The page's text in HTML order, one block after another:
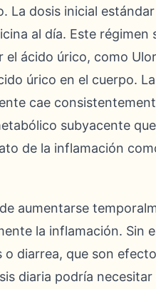
La dosis inicial
al día. Este régimen
ácido úrico, como
úrico en el cuerpo.
cae
subyacente
de la inflamación
aumentarse
la inflamación. Sin
diarrea, que son
diaria podría